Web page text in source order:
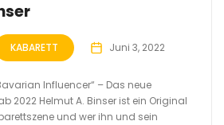
KABARETT Juni 3, 2022
Influencer“ – Das neue
2022 Helmut A. Binser ist ein Original
und wer ihn und sein